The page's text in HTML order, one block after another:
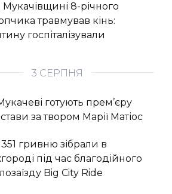
Мукачівщині 8-річного
травмував кінь:
госпіталізували
3 СЕРПНЯ
готують прем’єру
за твором Марії Матіос
гривню зібрали в
під час благодійного
Big Сity Ride